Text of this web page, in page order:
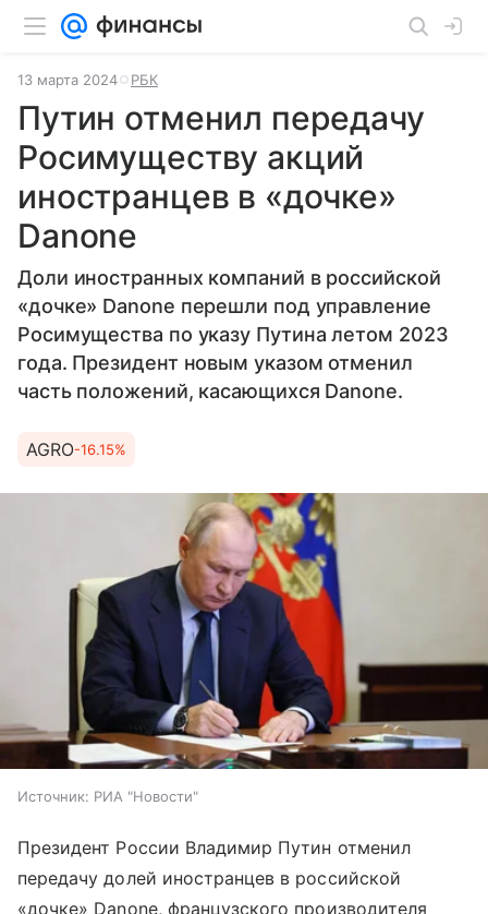
13 марта 2024 РБК
Путин отменил передачу
Росимуществу акций
иностранцев в «дочке»
Danone
Доли иностранных компаний в российской
«дочке» Danone перешли под управление
Росимущества по указу Путина летом 2023
года. Президент новым указом отменил
часть положений, касающихся Danone.
AGRO-16.15%
Источник: РИА "Новости"
Президент России Владимир Путин отменил
передачу долей иностранцев в российской
«дочке» Danone, французского производителя